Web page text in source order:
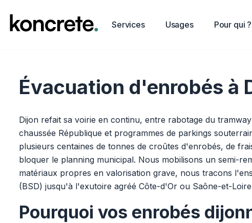
Services Usages Pour qui ?
Évacuation d'enrobés à
Dijon refait sa voirie en continu, entre rabotage du
chaussée République et programmes de parkings
plusieurs centaines de tonnes de croûtes d'enrobés, de
bloquer le planning municipal. Nous mobilisons un semi-
matériaux propres en valorisation grave, nous tracons
(BSD) jusqu'à l'exutoire agréé Côte-d'Or ou Saône-et-
Pourquoi vos enrobés